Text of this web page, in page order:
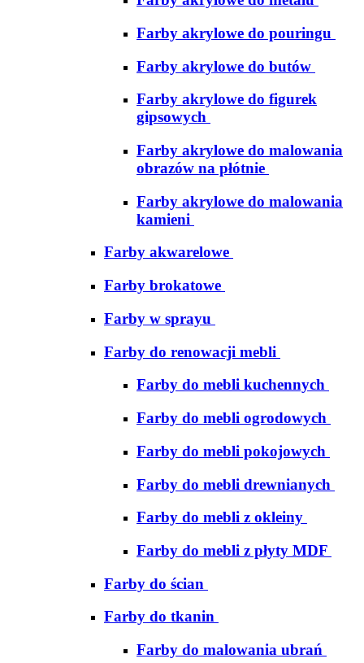
Farby akrylowe do pouringu
Farby akrylowe do butów
Farby akrylowe do figurek
gipsowych
Farby akrylowe do malowania
obrazów na płótnie
Farby akrylowe do malowania
kamieni
Farby akwarelowe
Farby brokatowe
Farby w sprayu
Farby do renowacji mebli
Farby do mebli kuchennych
Farby do mebli ogrodowych
Farby do mebli pokojowych
Farby do mebli drewnianych
Farby do mebli z okleiny
Farby do mebli z płyty MDF
Farby do ścian
Farby do tkanin
Farby do malowania ubrań